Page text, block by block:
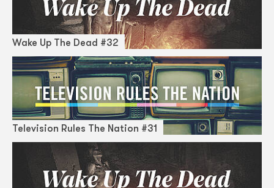
Wake Up The Dead #32
Television Rules The Nation #31